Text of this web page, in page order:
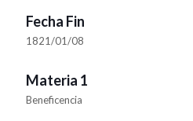
Fecha Fin
1821/01/08
Materia 1
Beneficencia